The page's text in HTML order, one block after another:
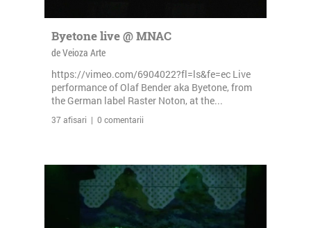
Byetone live @ MNAC
de Veioza Arte
https://vimeo.com/6904022?fl=ls&fe=ec Live
performance of Olaf Bender aka Byetone, from
the German label Raster Noton, at the...
37 afisari | 0 comentarii